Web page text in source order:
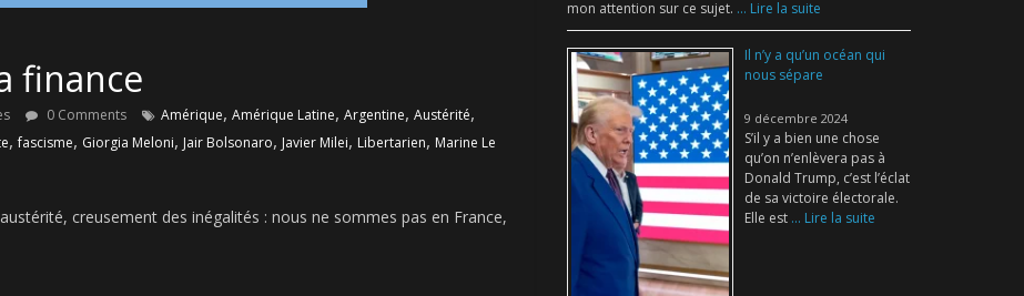
finance
0 Comments Amérique, Amérique Latine, Argentine, Austérité,
,fascisme, Giorgia Meloni, Jair Bolsonaro, Javier Milei, Libertarien, Marine Le
creusement des inégalités : nous ne sommes pas en France,
mon attention sur ce sujet. ... Lire la suite
Il n’y a qu’un océan qui
nous sépare
9 décembre 2024
S’il y a bien une chose
qu’on n’enlèvera pas à
Donald Trump, c’est l’éclat
de sa victoire électorale.
Elle est ... Lire la suite